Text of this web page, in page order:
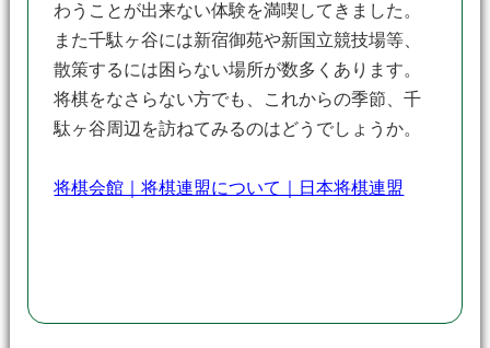
わうことが出来ない体験を満喫してきました。
また千駄ヶ谷には新宿御苑や新国立競技場等、
散策するには困らない場所が数多くあります。
将棋をなさらない方でも、これからの季節、千
駄ヶ谷周辺を訪ねてみるのはどうでしょうか。
将棋会館｜将棋連盟について｜日本将棋連盟